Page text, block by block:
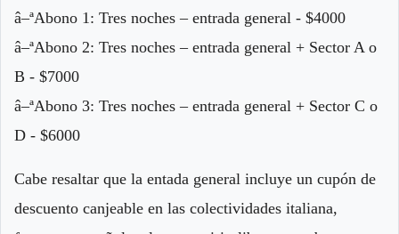
â–ªAbono 1: Tres noches – entrada general - $4000
â–ªAbono 2: Tres noches – entrada general + Sector A o
B - $7000
â–ªAbono 3: Tres noches – entrada general + Sector C o
D - $6000
Cabe resaltar que la entada general incluye un cupón de
descuento canjeable en las colectividades italiana,